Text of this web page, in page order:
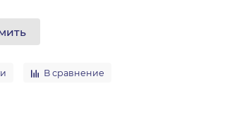
В сравнение